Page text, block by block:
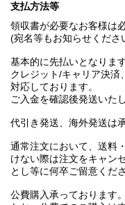
支払方法等
領収書が必要なお客様は
(宛名等もお知らせくださ
基本的に先払いとなります
クレジット/キャリア決済
対応しております。
ご入金を確認後発送いた
代引き発送、海外発送は
通常注文において、送料
けない際は注文をキャン
とし等に何卒ご留意くだ
公費購入承っております。